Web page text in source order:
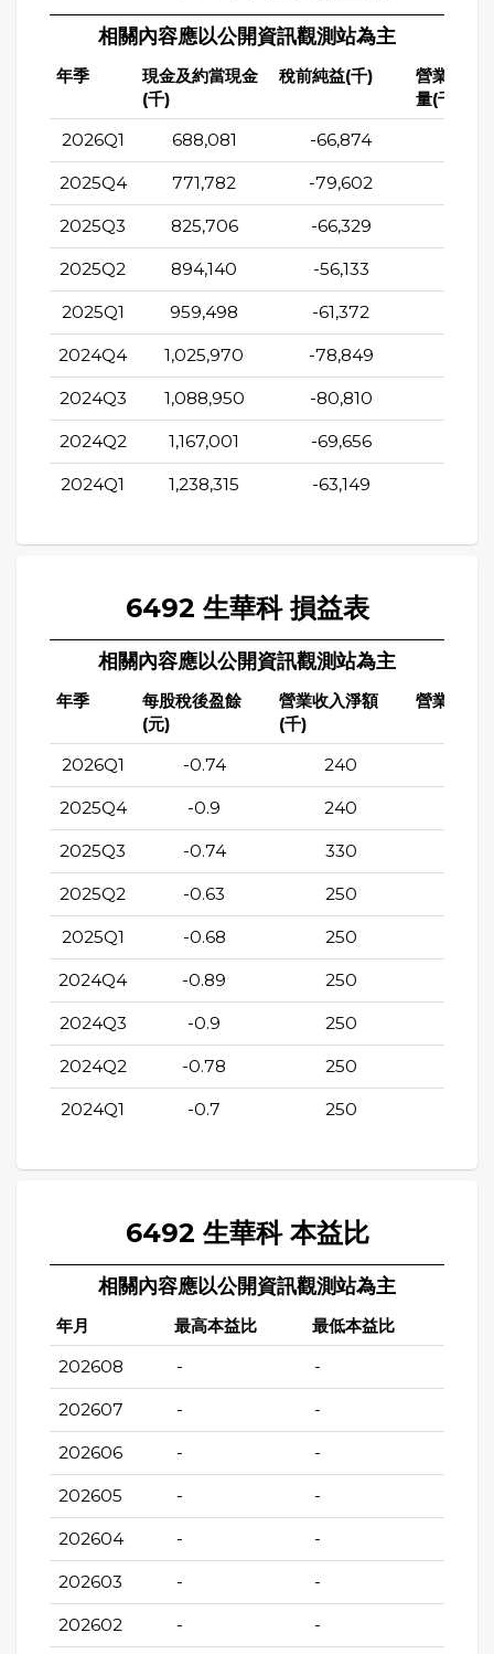
相關內容應以公開資訊觀測站為主
年季
現金及約當現金
(千)
稅前純益(千)
營業活動
量(千)
2026Q1 688,081 -66,874
2025Q4 771,782 -79,602
2025Q3 825,706 -66,329
2025Q2 894,140 -56,133
2025Q1 959,498 -61,372
2024Q4 1,025,970 -78,849
2024Q3 1,088,950 -80,810
2024Q2 1,167,001 -69,656
2024Q1 1,238,315 -63,149
6492 生華科 損益表
相關內容應以公開資訊觀測站為主
年季
每股稅後盈餘
(元)
營業收入淨額
(千)
營業成本(
2026Q1 -0.74 240
2025Q4 -0.9 240
2025Q3 -0.74 330
2025Q2 -0.63 250
2025Q1 -0.68 250
2024Q4 -0.89 250
2024Q3 -0.9 250
2024Q2 -0.78 250
2024Q1 -0.7 250
6492 生華科 本益比
相關內容應以公開資訊觀測站為主
年月 最高本益比 最低本益比
202608 - -
202607 - -
202606 - -
202605 - -
202604 - -
202603 - -
202602 - -